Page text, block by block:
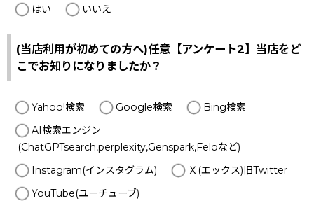
はい いいえ
(当店利用が初めての方へ)任意【アンケート2】当店をど
こでお知りになりましたか？
Yahoo!検索 Google検索
Bing検索
AI検索エンジン
(ChatGPTsearch,perplexity,Genspark,Feloなど)
Instagram(インスタグラム)
Ｘ(エックス)旧Twitter
YouTube(ユーチューブ)